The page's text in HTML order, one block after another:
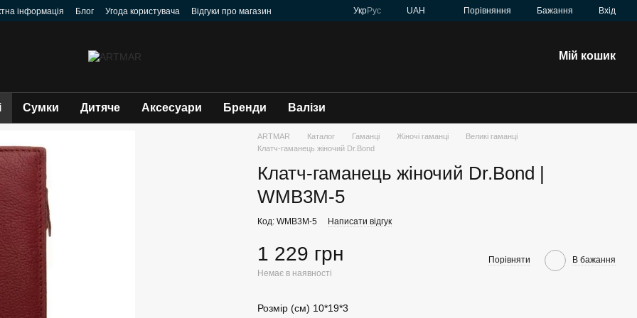
інформація Блог Угода користувача
Відгуки про магазин
УкрРус UAH Порівняння Бажання Вхід
Мій кошик
Сумки Дитяче Аксесуари Бренди Валізи
ARTMAR Каталог Гаманці Жіночі гаманці
Великі гаманці
Клатч-гаманець жіночий Dr.Bond
Клатч-гаманець жіночий Dr.Bond |
WMB3M-5
Код: WMB3M-5 Написати відгук
1 229 грн
Немає в наявності
Порівняти В бажання
Розмір (см) 10*19*3